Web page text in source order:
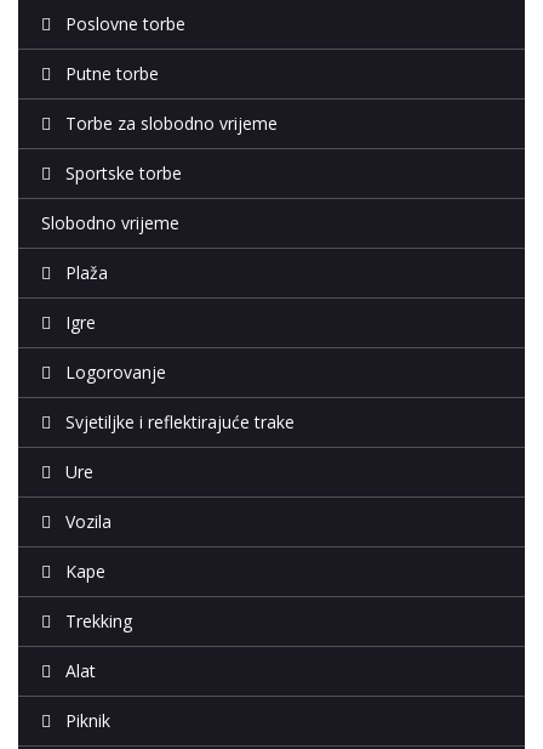
Poslovne torbe
Putne torbe
Torbe za slobodno vrijeme
Sportske torbe
Slobodno vrijeme
Plaža
Igre
Logorovanje
Svjetiljke i reflektirajuće trake
Ure
Vozila
Kape
Trekking
Alat
Piknik